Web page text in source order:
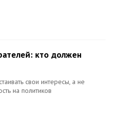
кто должен
свои интересы, а не
на политиков